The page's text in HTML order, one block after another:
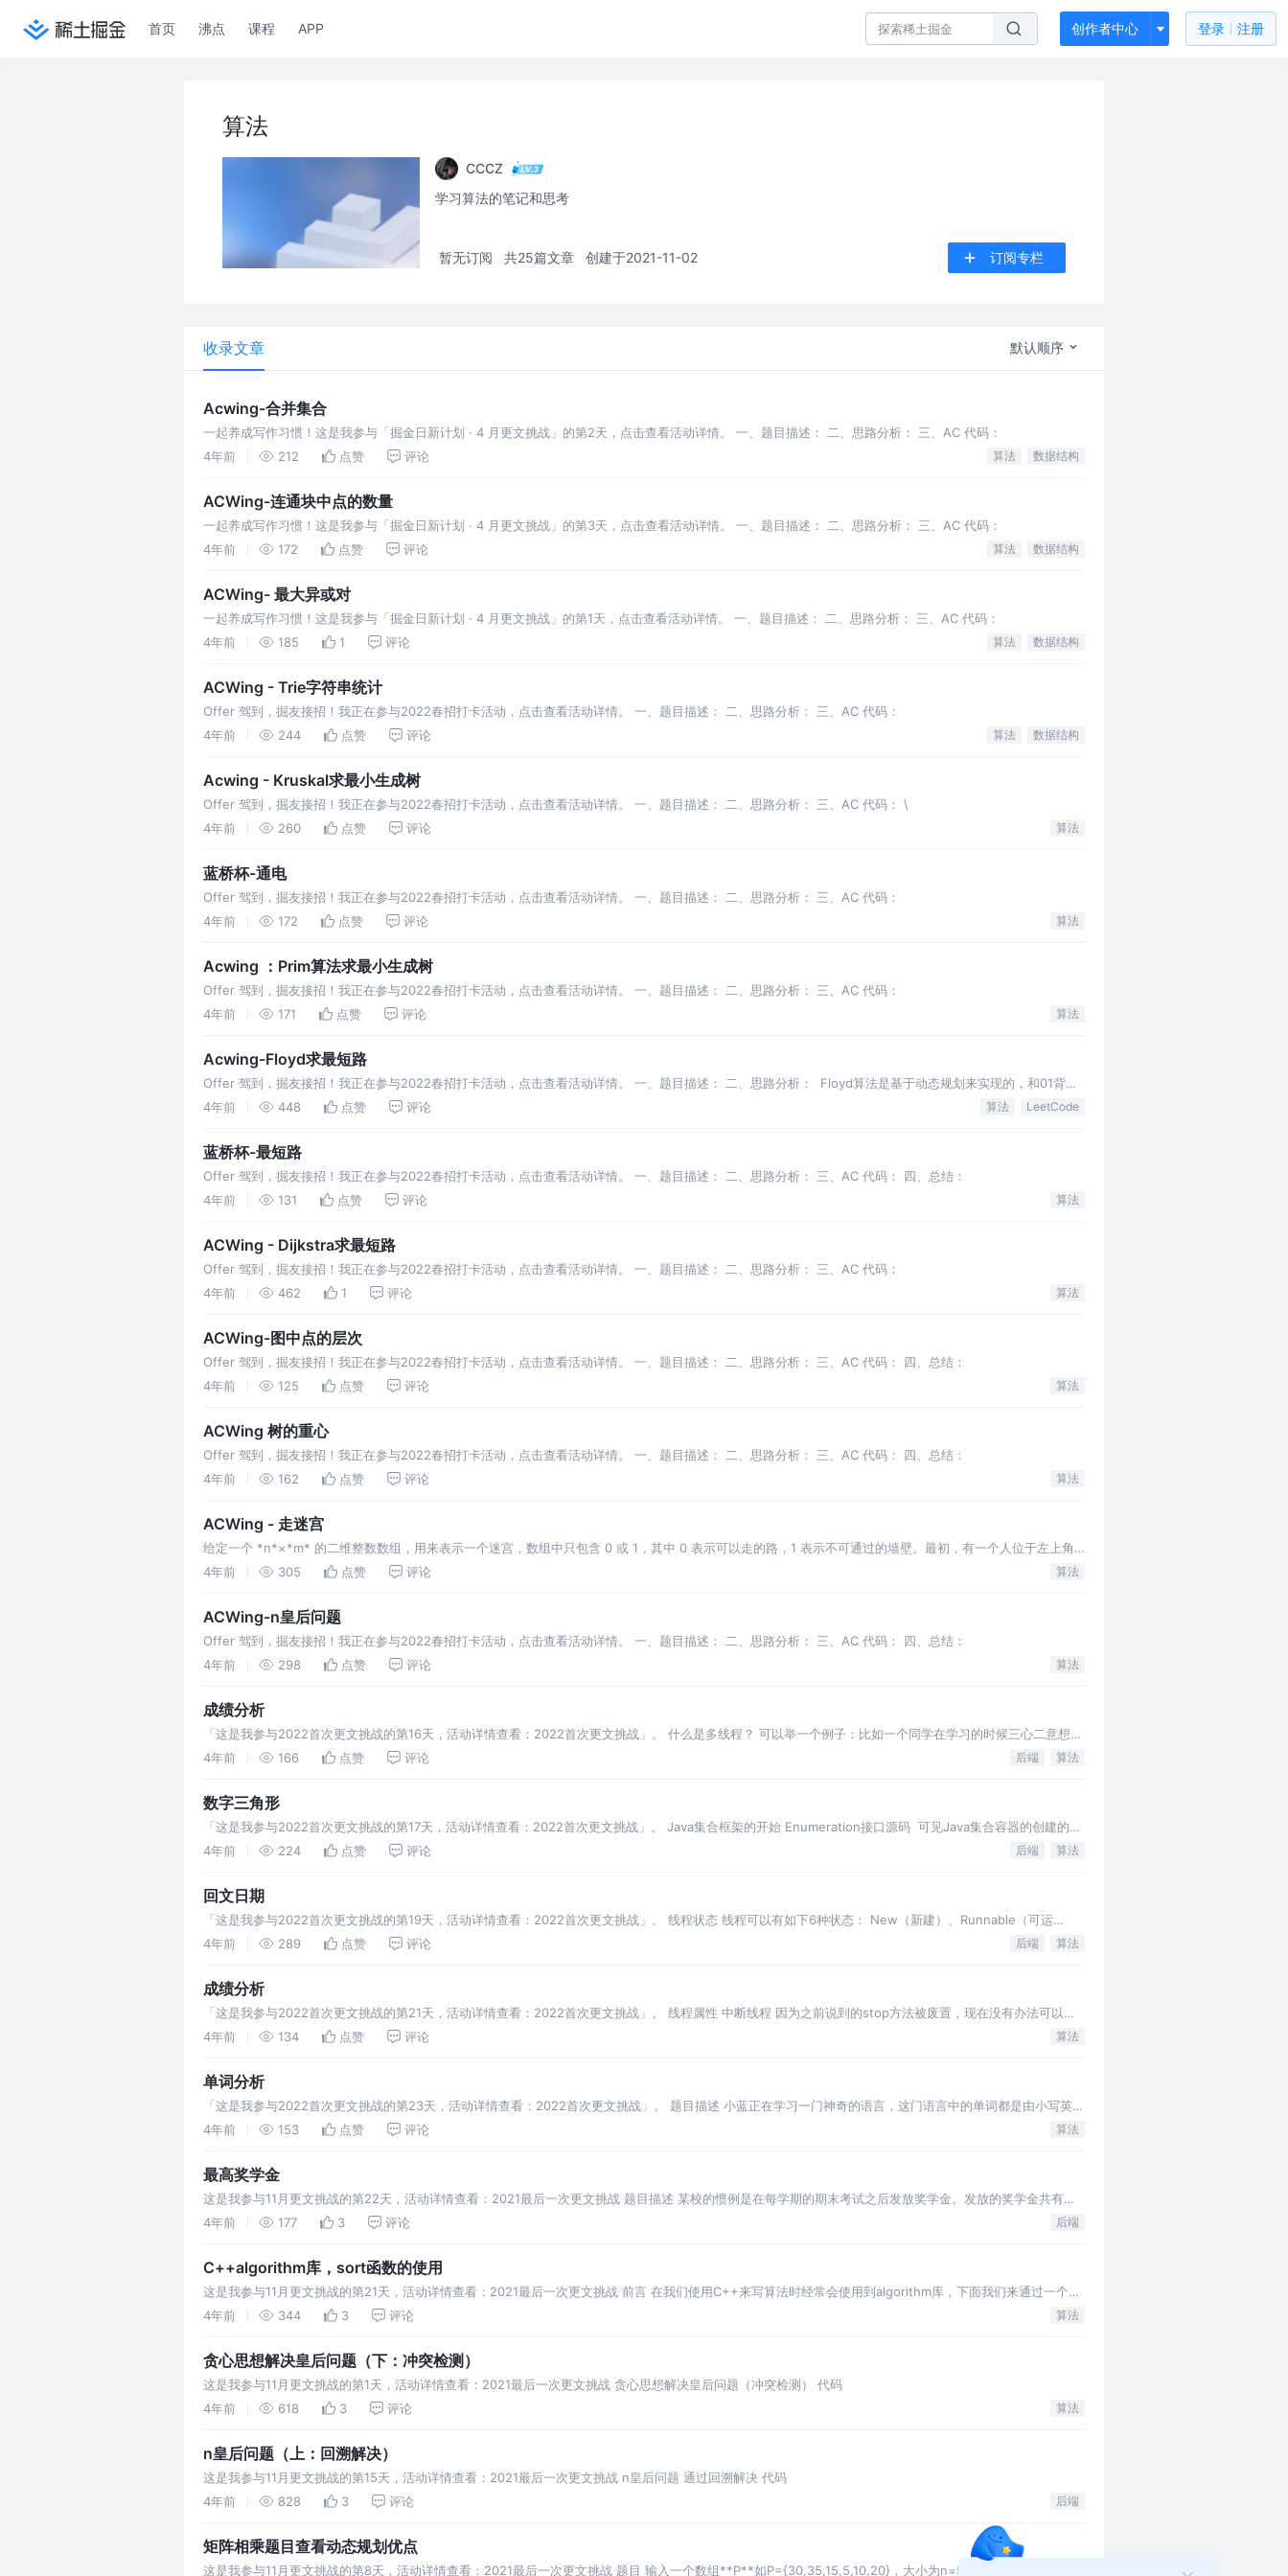
首页 沸点 课程 APP 创作者中心 登录 注册
算法
CCCZ
学习算法的笔记和思考
暂无订阅 共25篇文章 创建于2021-11-02 订阅专栏
收录文章 默认顺序
Acwing-合并集合
一起养成写作习惯！这是我参与「掘金日新计划 · 4 月更文挑战」的第2天，点击查看活动详情。 一、题目描述： 二、思路分析： 三、AC 代码：
4年前
212 点赞 评论 算法 数据结构
ACWing-连通块中点的数量
一起养成写作习惯！这是我参与「掘金日新计划 · 4 月更文挑战」的第3天，点击查看活动详情。 一、题目描述： 二、思路分析： 三、AC 代码：
4年前
172 点赞 评论 算法 数据结构
ACWing- 最大异或对
一起养成写作习惯！这是我参与「掘金日新计划 · 4 月更文挑战」的第1天，点击查看活动详情。 一、题目描述： 二、思路分析： 三、AC 代码：
4年前
185 1 评论 算法 数据结构
ACWing - Trie字符串统计
Offer 驾到，掘友接招！我正在参与2022春招打卡活动，点击查看活动详情。 一、题目描述： 二、思路分析： 三、AC 代码：
4年前
244 点赞 评论 算法 数据结构
Acwing - Kruskal求最小生成树
Offer 驾到，掘友接招！我正在参与2022春招打卡活动，点击查看活动详情。 一、题目描述： 二、思路分析： 三、AC 代码： \
4年前
260 点赞 评论 算法
蓝桥杯-通电
Offer 驾到，掘友接招！我正在参与2022春招打卡活动，点击查看活动详情。 一、题目描述： 二、思路分析： 三、AC 代码：
4年前
172 点赞 评论 算法
Acwing ：Prim算法求最小生成树
Offer 驾到，掘友接招！我正在参与2022春招打卡活动，点击查看活动详情。 一、题目描述： 二、思路分析： 三、AC 代码：
4年前
171 点赞 评论 算法
Acwing-Floyd求最短路
Offer 驾到，掘友接招！我正在参与2022春招打卡活动，点击查看活动详情。 一、题目描述： 二、思路分析： ​ Floyd算法是基于动态规划来实现的，和01背包
问题有异曲同工之妙。从代码上来看只要
4年前 448 点赞 评论 算法 LeetCode
蓝桥杯-最短路
Offer 驾到，掘友接招！我正在参与2022春招打卡活动，点击查看活动详情。 一、题目描述： 二、思路分析： 三、AC 代码： 四、总结：
4年前
131 点赞 评论 算法
ACWing - Dijkstra求最短路
Offer 驾到，掘友接招！我正在参与2022春招打卡活动，点击查看活动详情。 一、题目描述： 二、思路分析： 三、AC 代码：
4年前
462 1 评论 算法
ACWing-图中点的层次
Offer 驾到，掘友接招！我正在参与2022春招打卡活动，点击查看活动详情。 一、题目描述： 二、思路分析： 三、AC 代码： 四、总结：
4年前
125 点赞 评论 算法
ACWing 树的重心
Offer 驾到，掘友接招！我正在参与2022春招打卡活动，点击查看活动详情。 一、题目描述： 二、思路分析： 三、AC 代码： 四、总结：
4年前
162 点赞 评论 算法
ACWing - 走迷宫
给定一个 *n*×*m* 的二维整数数组，用来表示一个迷宫，数组中只包含 0 或 1，其中 0 表示可以走的路，1 表示不可通过的墙壁。最初，有一个人位于左上角
(1,1) 处，已知该人每次可以向上、
4年前 305 点赞 评论 算法
ACWing-n皇后问题
Offer 驾到，掘友接招！我正在参与2022春招打卡活动，点击查看活动详情。 一、题目描述： 二、思路分析： 三、AC 代码： 四、总结：
4年前
298 点赞 评论 算法
成绩分析
「这是我参与2022首次更文挑战的第16天，活动详情查看：2022首次更文挑战」。 什么是多线程？ 可以举一个例子：比如一个同学在学习的时候三心二意想着
去玩游戏但是他的父母又要求他一定要学习，那么这个
4年前 166 点赞 评论 后端 算法
数字三角形
「这是我参与2022首次更文挑战的第17天，活动详情查看：2022首次更文挑战」。 Java集合框架的开始 Enumeration接口源码 ​ 可见Java集合容器的创建的就
是为了推出了一组功能完善的
4年前 224 点赞 评论 后端 算法
回文日期
「这是我参与2022首次更文挑战的第19天，活动详情查看：2022首次更文挑战」。 线程状态 线程可以有如下6种状态： New（新建）、Runnable（可运
行）、Blocked（阻塞）、Waitin
4年前 289 点赞 评论 后端 算法
成绩分析
「这是我参与2022首次更文挑战的第21天，活动详情查看：2022首次更文挑战」。 线程属性 中断线程 因为之前说到的stop方法被废置，现在没有办法可以强
制线程终止，但是现在存在interrupt方
4年前 134 点赞 评论 算法
单词分析
「这是我参与2022首次更文挑战的第23天，活动详情查看：2022首次更文挑战」。 题目描述 小蓝正在学习一门神奇的语言，这门语言中的单词都是由小写英文
字母组 成，有些单词很长，远远超过正常英文单词的
4年前 153 点赞 评论 算法
最高奖学金
这是我参与11月更文挑战的第22天，活动详情查看：2021最后一次更文挑战 题目描述 某校的惯例是在每学期的期末考试之后发放奖学金。发放的奖学金共有五
种，获取的条件各自不同： 院士奖学金，每人8000
4年前 177 3 评论 后端
C++algorithm库，sort函数的使用
这是我参与11月更文挑战的第21天，活动详情查看：2021最后一次更文挑战 前言 在我们使用C++来写算法时经常会使用到algorithm库，下面我们来通过一个题
目来简单展示一下这个函数的功能。 题目
4年前 344 3 评论 算法
贪心思想解决皇后问题（下：冲突检测）
这是我参与11月更文挑战的第1天，活动详情查看：2021最后一次更文挑战 贪心思想解决皇后问题（冲突检测） 代码
4年前
618 3 评论 算法
n皇后问题（上：回溯解决）
这是我参与11月更文挑战的第15天，活动详情查看：2021最后一次更文挑战 n皇后问题 通过回溯解决 代码
4年前
828 3 评论 后端
矩阵相乘题目查看动态规划优点
这是我参与11月更文挑战的第8天，活动详情查看：2021最后一次更文挑战 题目 输入一个数组**P**如P={30,35,15,5,10,20}，大小为n=5，相应的矩阵为：